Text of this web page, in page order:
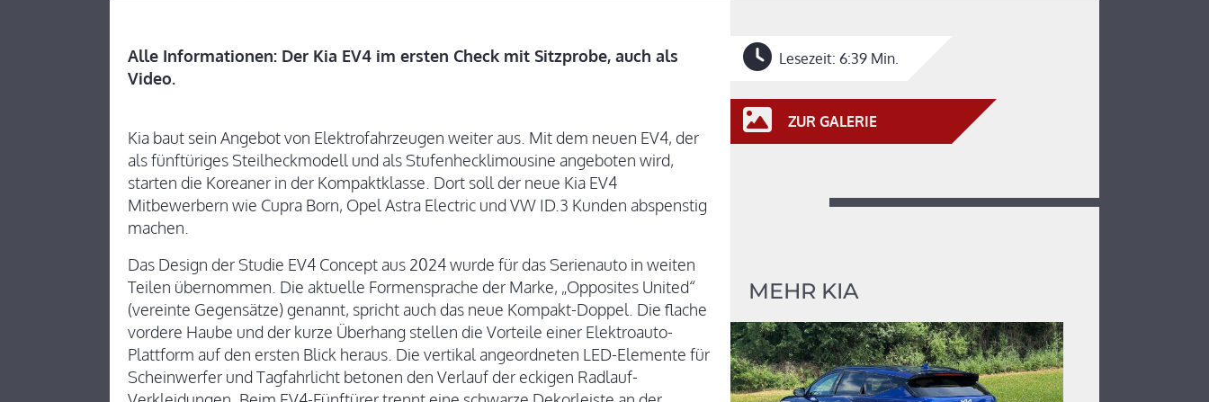
Alle Informationen: Der Kia EV4 im ersten Check mit Sitzprobe, auch als
Video.
Kia baut sein Angebot von Elektrofahrzeugen weiter aus. Mit dem neuen EV4, der
als fünftüriges Steilheckmodell und als Stufenhecklimousine angeboten wird,
starten die Koreaner in der Kompaktklasse. Dort soll der neue Kia EV4
Mitbewerbern wie Cupra Born, Opel Astra Electric und VW ID.3 Kunden abspenstig
machen.
Das Design der Studie EV4 Concept aus 2024 wurde für das Serienauto in weiten
Teilen übernommen. Die aktuelle Formensprache der Marke, „Opposites United“
(vereinte Gegensätze) genannt, spricht auch das neue Kompakt-Doppel. Die flache
vordere Haube und der kurze Überhang stellen die Vorteile einer Elektroauto-
Plattform auf den ersten Blick heraus. Die vertikal angeordneten LED-Elemente für
Scheinwerfer und Tagfahrlicht betonen den Verlauf der eckigen Radlauf-
Lesezeit: 6:39 Min.
ZUR GALERIE
MEHR KIA